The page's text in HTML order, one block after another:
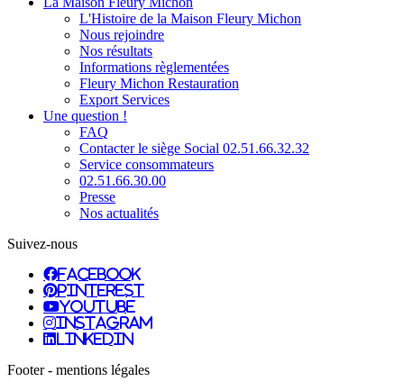
L'Histoire de la Maison Fleury Michon
Nous rejoindre
Nos résultats
Informations règlementées
Fleury Michon Restauration
Export Services
Une question !
FAQ
Contacter le siège Social 02.51.66.32.32
Service consommateurs
02.51.66.30.00
Presse
Nos actualités
Suivez-nous
facebook
pinterest
youtube
instagram
linkedin
Footer - mentions légales